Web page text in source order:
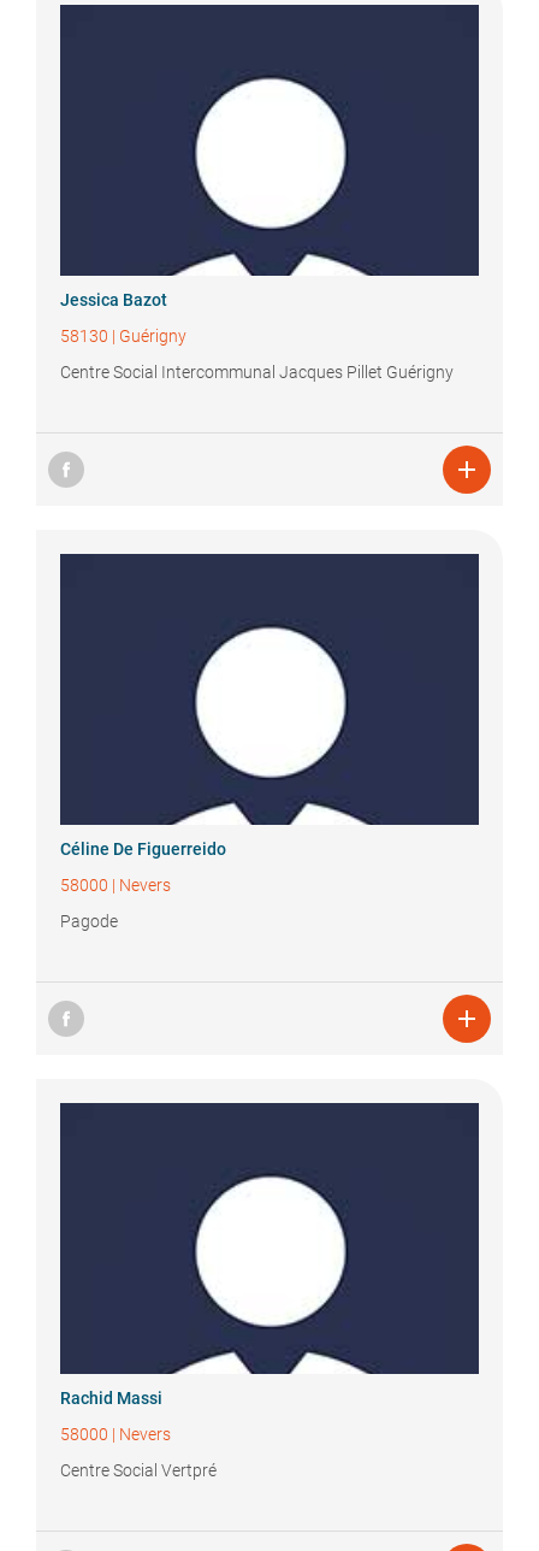
Jessica Bazot
58130 | Guérigny
Centre Social Intercommunal Jacques Pillet Guérigny

Céline De Figuerreido
58000 | Nevers
Pagode

Rachid Massi
58000 | Nevers
Centre Social Vertpré